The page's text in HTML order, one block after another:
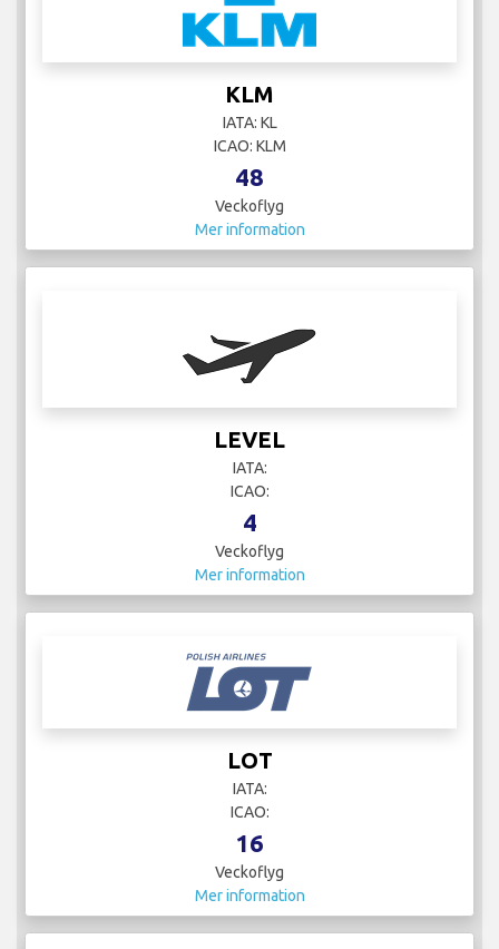
KLM
IATA: KL
ICAO: KLM
48
Veckoflyg
Mer information
LEVEL
IATA:
ICAO:
4
Veckoflyg
Mer information
LOT
IATA:
ICAO:
16
Veckoflyg
Mer information